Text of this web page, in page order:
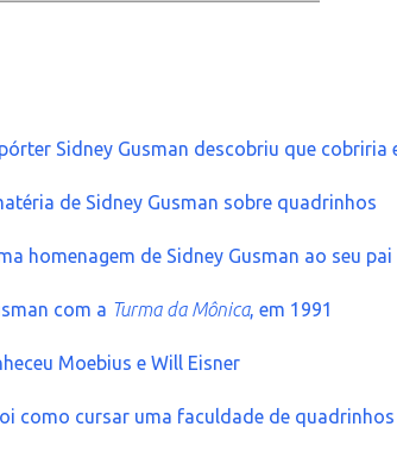
Sidney Gusman descobriu que cobriria
de Sidney Gusman sobre quadrinhos
homenagem de Sidney Gusman ao seu pai
com a Turma da Mônica, em 1991
Moebius e Will Eisner
como cursar uma faculdade de